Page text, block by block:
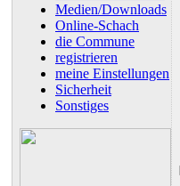
Medien/Downloads
Online-Schach
die Commune
registrieren
meine Einstellungen
Sicherheit
Sonstiges